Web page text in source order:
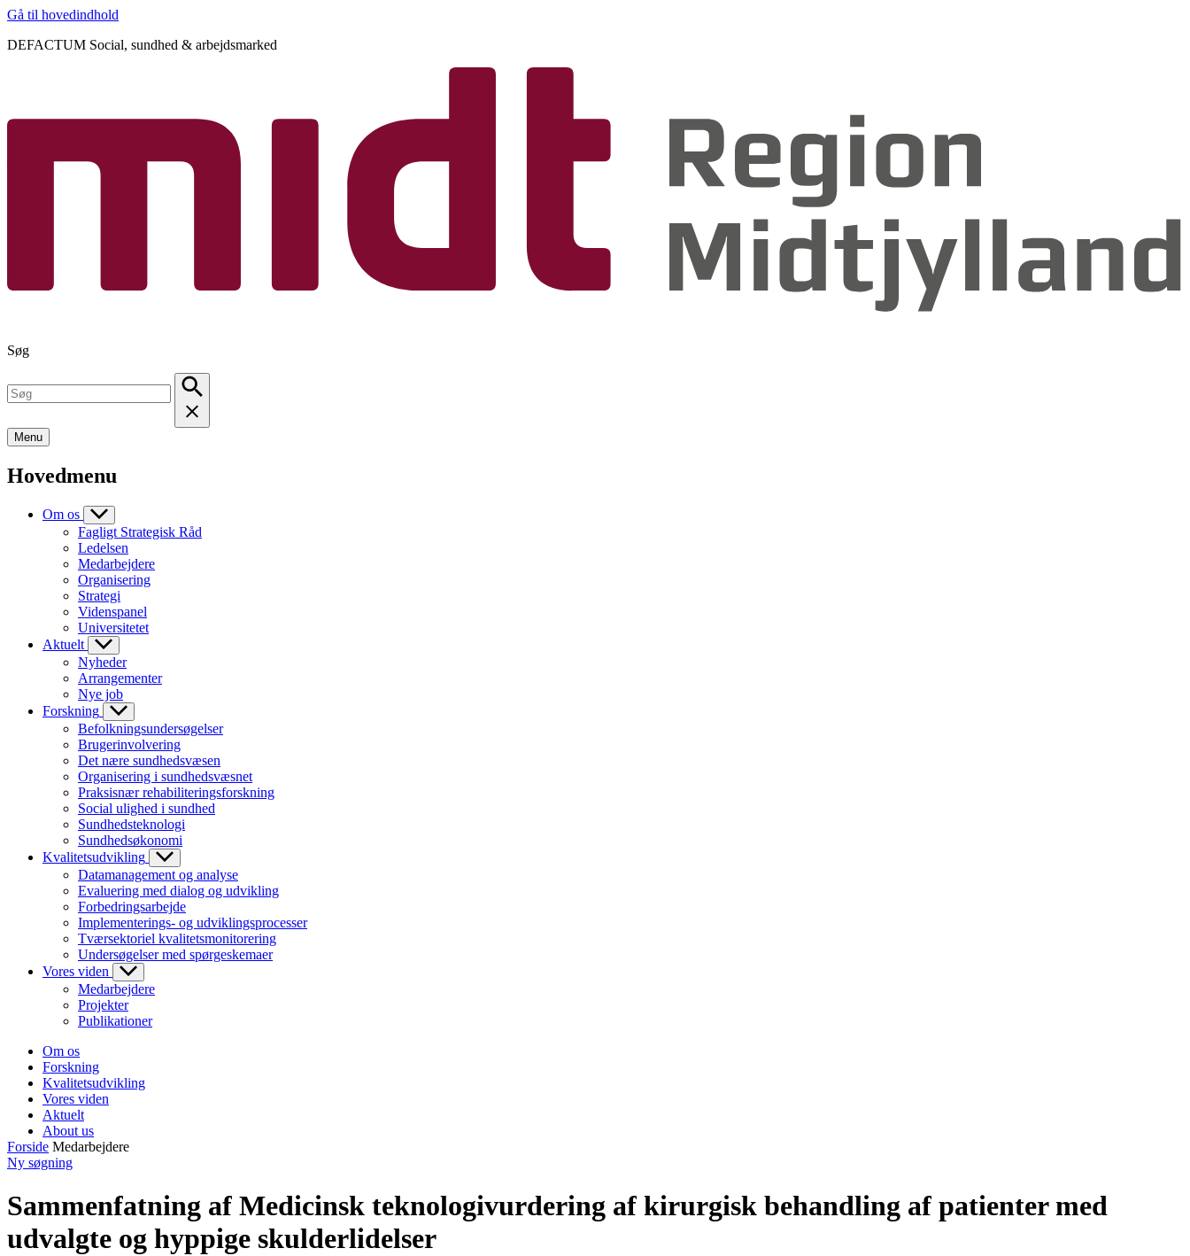
Gå til hovedindhold
DEFACTUM Social, sundhed & arbejdsmarked
Søg
Menu
Hovedmenu
Om os
Fagligt Strategisk Råd
Ledelsen
Medarbejdere
Organisering
Strategi
Videnspanel
Universitetet
Aktuelt
Nyheder
Arrangementer
Nye job
Forskning
Befolkningsundersøgelser
Brugerinvolvering
Det nære sundhedsvæsen
Organisering i sundhedsvæsnet
Praksisnær rehabiliteringsforskning
Social ulighed i sundhed
Sundhedsteknologi
Sundhedsøkonomi
Kvalitetsudvikling
Datamanagement og analyse
Evaluering med dialog og udvikling
Forbedringsarbejde
Implementerings- og udviklingsprocesser
Tværsektoriel kvalitetsmonitorering
Undersøgelser med spørgeskemaer
Vores viden
Medarbejdere
Projekter
Publikationer
Om os
Forskning
Kvalitetsudvikling
Vores viden
Aktuelt
About us
Forside Medarbejdere
Ny søgning
Sammenfatning af Medicinsk teknologivurdering af kirurgisk behandling af patienter med
udvalgte og hyppige skulderlidelser